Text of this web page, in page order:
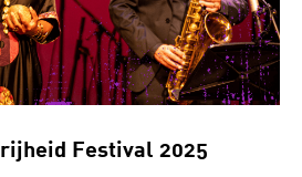
Festival 2025